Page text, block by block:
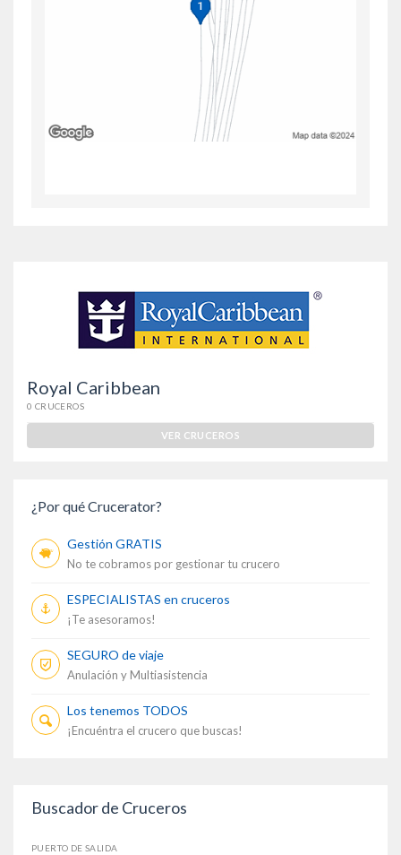
Royal Caribbean
0 CRUCEROS
VER CRUCEROS
¿Por qué Crucerator?
Gestión GRATIS
No te cobramos por gestionar tu crucero
ESPECIALISTAS en cruceros
¡Te asesoramos!
SEGURO de viaje
Anulación y Multiasistencia
Los tenemos TODOS
¡Encuéntra el crucero que buscas!
Buscador de Cruceros
PUERTO DE SALIDA